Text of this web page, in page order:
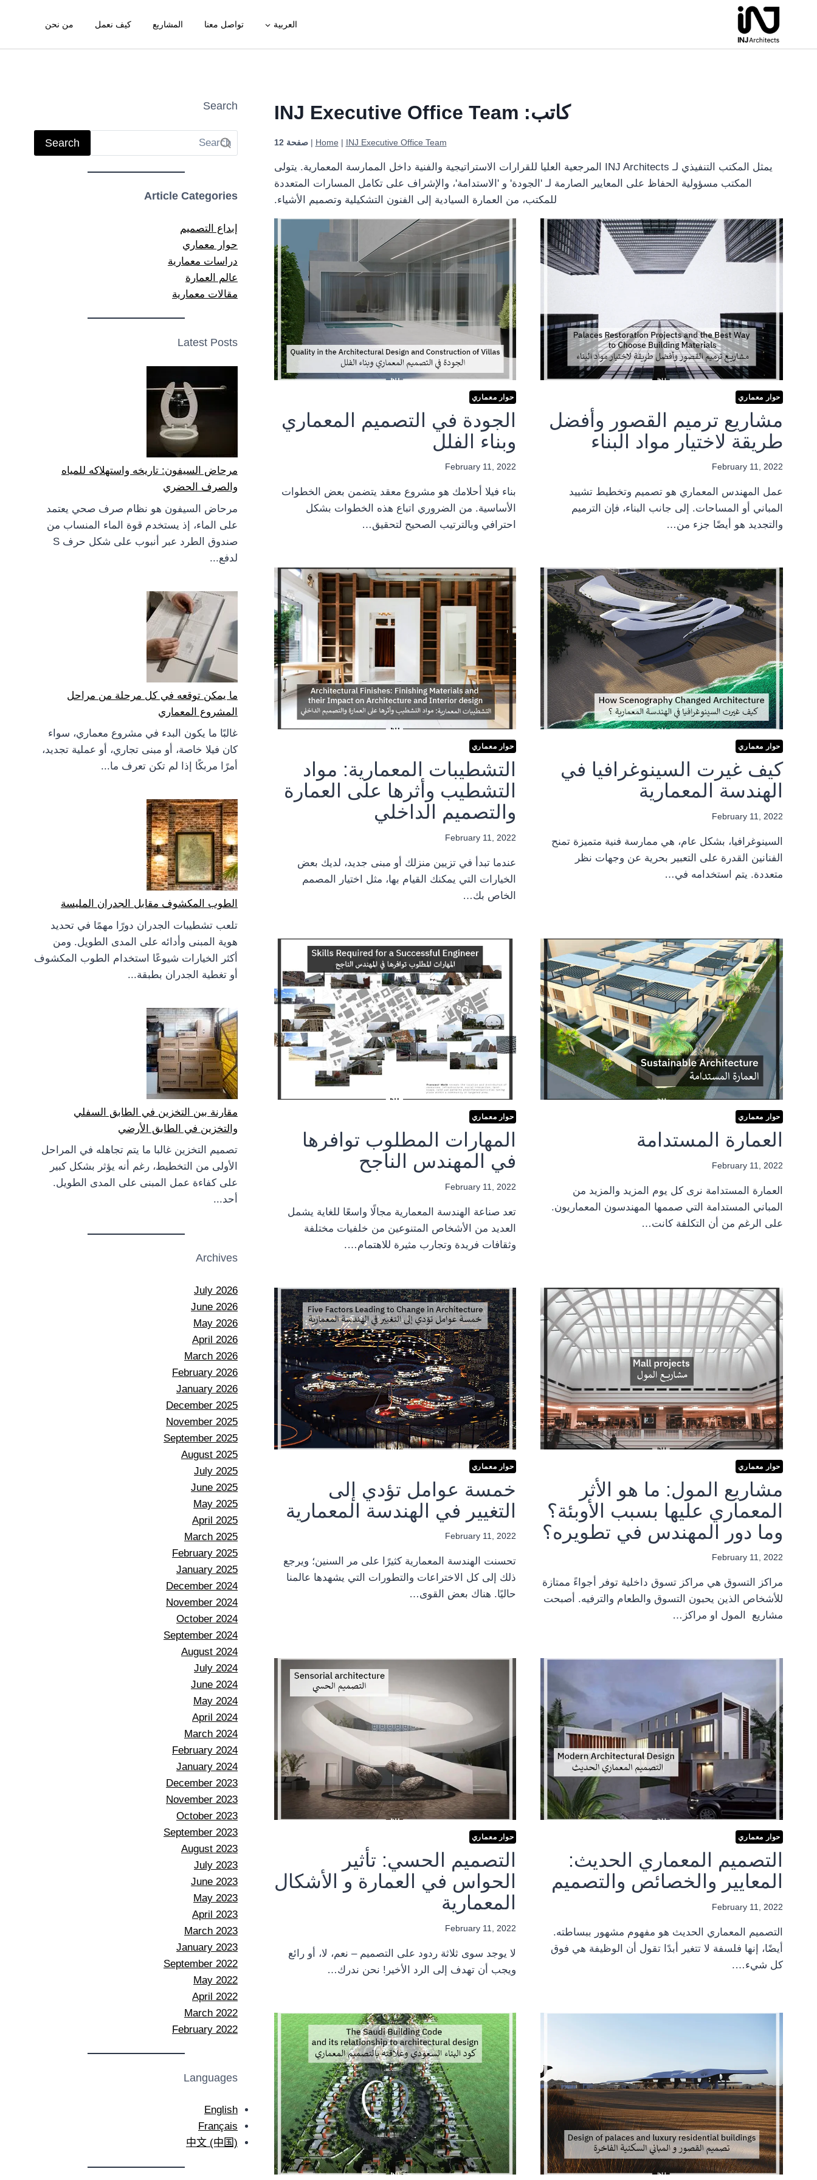
العربية تواصل معنا المشاريع كيف نعمل من نحن
كاتب: INJ Executive Office Team
Home | INJ Executive Office Team
|صفحة 12
يمثل المكتب التنفيذي لـ INJ Architects المرجعية العليا للقرارات الاستراتيجية والفنية داخل الممارسة المعمارية. يتولى
المكتب مسؤولية الحفاظ على المعايير الصارمة لـ 'الجودة' و 'الاستدامة'، والإشراف على تكامل المسارات المتعددة
للمكتب، من العمارة السيادية إلى الفنون التشكيلية وتصميم الأشياء.
حوار معماري
مشاريع ترميم القصور وأفضل
طريقة لاختيار مواد البناء
February 11, 2022
عمل المهندس المعماري هو تصميم وتخطيط تشييد
المباني أو المساحات. إلى جانب البناء، فإن الترميم
والتجديد هو أيضًا جزء من…
حوار معماري
الجودة في التصميم المعماري
وبناء الفلل
February 11, 2022
بناء فيلا أحلامك هو مشروع معقد يتضمن بعض الخطوات
الأساسية. من الضروري اتباع هذه الخطوات بشكل
احترافي وبالترتيب الصحيح لتحقيق…
حوار معماري
كيف غيرت السينوغرافيا في
الهندسة المعمارية
February 11, 2022
السينوغرافيا، بشكل عام، هي ممارسة فنية متميزة تمنح
الفنانين القدرة على التعبير بحرية عن وجهات نظر
متعددة. يتم استخدامه في…
حوار معماري
التشطيبات المعمارية: مواد
التشطيب وأثرها على العمارة
والتصميم الداخلي
February 11, 2022
عندما تبدأ في تزيين منزلك أو مبنى جديد، لديك بعض
الخيارات التي يمكنك القيام بها، مثل اختيار المصمم
الخاص بك…
حوار معماري
العمارة المستدامة
February 11, 2022
العمارة المستدامة نرى كل يوم المزيد والمزيد من
المباني المستدامة التي صممها المهندسون المعماريون.
على الرغم من أن التكلفة كانت…
حوار معماري
المهارات المطلوب توافرها
في المهندس الناجح
February 11, 2022
تعد صناعة الهندسة المعمارية مجالًا واسعًا للغاية يشمل
العديد من الأشخاص المتنوعين من خلفيات مختلفة
وثقافات فريدة وتجارب مثيرة للاهتمام….
حوار معماري
مشاريع المول: ما هو الأثر
المعماري عليها بسبب الأوبئة؟
وما دور المهندس في تطويره؟
February 11, 2022
مراكز التسوق هي مراكز تسوق داخلية توفر أجواءً ممتازة
للأشخاص الذين يحبون التسوق والطعام والترفيه. أصبحت
مشاريع المول او مراكز…
حوار معماري
خمسة عوامل تؤدي إلى
التغيير في الهندسة المعمارية
February 11, 2022
تحسنت الهندسة المعمارية كثيرًا على مر السنين؛ ويرجع
ذلك إلى كل الاختراعات والتطورات التي يشهدها عالمنا
حاليًا. هناك بعض القوى…
حوار معماري
التصميم المعماري الحديث:
المعايير والخصائص والتصميم
February 11, 2022
التصميم المعماري الحديث هو مفهوم مشهور ببساطته.
أيضًا، إنها فلسفة لا تتغير أبدًا تقول أن الوظيفة هي فوق
كل شيء….
حوار معماري
التصميم الحسي: تأثير
الحواس في العمارة و الأشكال
المعمارية
February 11, 2022
لا يوجد سوى ثلاثة ردود على التصميم – نعم، لا، أو رائع
ويجب أن تهدف إلى الرد الأخير! نحن ندرك…
Search
Search
Article Categories
إبداع التصميم
حوار معماري
دراسات معمارية
عالم العمارة
مقالات معمارية
Latest Posts
مرحاض السيفون: تاريخه واستهلاكه للمياه
والصرف الحضري
مرحاض السيفون هو نظام صرف صحي يعتمد
على الماء، إذ يستخدم قوة الماء المنساب من
صندوق الطرد عبر أنبوب على شكل حرف S
لدفع...
ما يمكن توقعه في كل مرحلة من مراحل
المشروع المعماري
غالبًا ما يكون البدء في مشروع معماري، سواء
كان فيلا خاصة، أو مبنى تجاري، أو عملية تجديد،
أمرًا مربكًا إذا لم تكن تعرف ما...
الطوب المكشوف مقابل الجدران المليسة
تلعب تشطيبات الجدران دورًا مهمًا في تحديد
هوية المبنى وأدائه على المدى الطويل. ومن
أكثر الخيارات شيوعًا استخدام الطوب المكشوف
أو تغطية الجدران بطبقة...
مقارنة بين التخزين في الطابق السفلي
والتخزين في الطابق الأرضي
تصميم التخزين غالبا ما يتم تجاهله في المراحل
الأولى من التخطيط، رغم أنه يؤثر بشكل كبير
على كفاءة عمل المبنى على المدى الطويل.
أحد...
Archives
July 2026
June 2026
May 2026
April 2026
March 2026
February 2026
January 2026
December 2025
November 2025
September 2025
August 2025
July 2025
June 2025
May 2025
April 2025
March 2025
February 2025
January 2025
December 2024
November 2024
October 2024
September 2024
August 2024
July 2024
June 2024
May 2024
April 2024
March 2024
February 2024
January 2024
December 2023
November 2023
October 2023
September 2023
August 2023
July 2023
June 2023
May 2023
April 2023
March 2023
January 2023
September 2022
May 2022
April 2022
March 2022
February 2022
Languages
English
Français
中文 (中国)